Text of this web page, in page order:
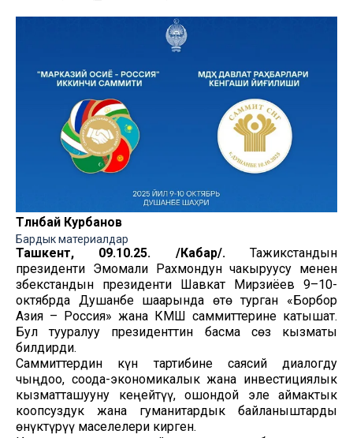
Төлөнбай Курбанов
Бардык материалдар
Ташкент, 09.10.25. /Кабар/.Тажикстандын
президенти Эмомали Рахмондун чакыруусу менен
Өзбекстандын президенти Шавкат Мирзиёев 9–10-
октябрда Душанбе шаарында өтө турган «Борбор
Азия – Россия» жана КМШ саммиттерине катышат.
Бул тууралуу президенттин басма сөз кызматы
билдирди.
Саммиттердин күн тартибине саясий диалогду
чыңдоо, соода-экономикалык жана инвестициялык
кызматташууну кеңейтүү, ошондой эле аймактык
коопсуздук жана гуманитардык байланыштарды
өнүктүрүү маселелери кирген.